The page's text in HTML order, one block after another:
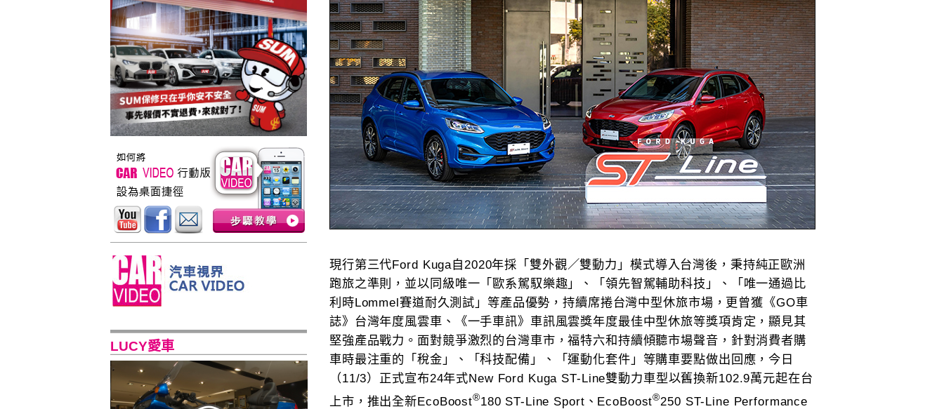
LUCY愛車
現行第三代Ford Kuga自2020年採「雙外觀／雙動力」模式導入台灣後，秉持純正歐洲
跑旅之準則，並以同級唯一「歐系駕馭樂趣」、「領先智駕輔助科技」、「唯一通過比
利時Lommel賽道耐久測試」等產品優勢，持續席捲台灣中型休旅市場，更曾獲《GO車
誌》台灣年度風雲車、《一手車訊》車訊風雲獎年度最佳中型休旅等獎項肯定，顯見其
堅強產品戰力。面對競爭激烈的台灣車市，福特六和持續傾聽市場聲音，針對消費者購
車時最注重的「稅金」、「科技配備」、「運動化套件」等購車要點做出回應，今日
（11/3）正式宣布24年式New Ford Kuga ST-Line雙動力車型以舊換新102.9萬元起在台
上市，推出全新EcoBoost®180 ST-Line Sport、EcoBoost®250 ST-Line Performance